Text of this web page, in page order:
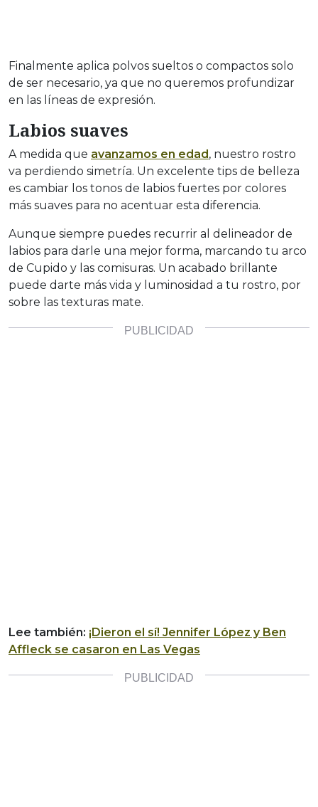
Finalmente aplica polvos sueltos o compactos solo
de ser necesario, ya que no queremos profundizar
en las líneas de expresión.
Labios suaves
A medida que avanzamos en edad, nuestro rostro
va perdiendo simetría. Un excelente tips de belleza
es cambiar los tonos de labios fuertes por colores
más suaves para no acentuar esta diferencia.
Aunque siempre puedes recurrir al delineador de
labios para darle una mejor forma, marcando tu arco
de Cupido y las comisuras. Un acabado brillante
puede darte más vida y luminosidad a tu rostro, por
sobre las texturas mate.
Lee también: ¡Dieron el sí! Jennifer López y Ben
Affleck se casaron en Las Vegas